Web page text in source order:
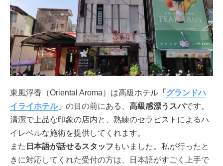
東風浮香（Oriental Aroma）は高級ホテル 「 グランドハ
イライホテル」 の目の前にある、 高級感漂うスパです。
清潔で上品な印象の店内と、熟練のセラピストによるハ
イレベルな施術を提供してくれます。
また 日本語が話せるスタッフ もいました。私が行ったと
きに対応してくれた受付の方は、日本語がすごく上手で